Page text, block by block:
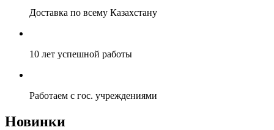
Доставка по всему Казахстану
10 лет успешной работы
Работаем с гос. учреждениями
Новинки